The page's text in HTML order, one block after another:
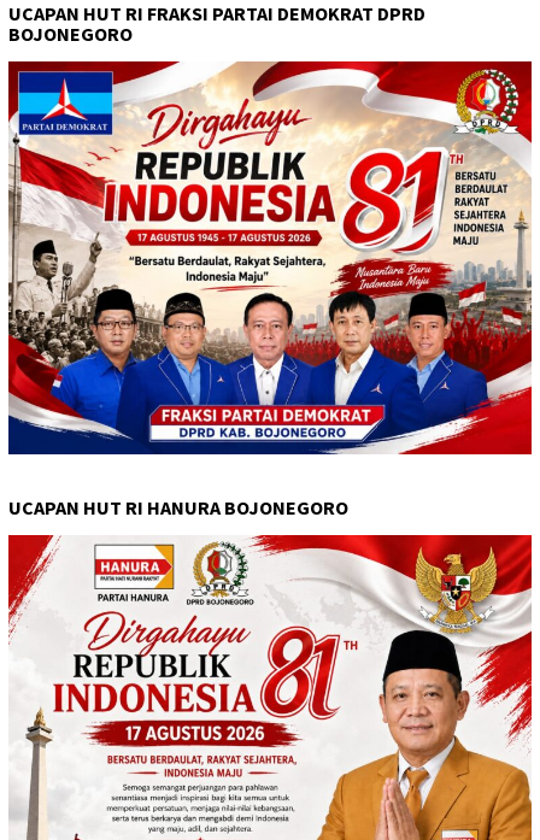
UCAPAN HUT RI FRAKSI PARTAI DEMOKRAT DPRD
BOJONEGORO
UCAPAN HUT RI HANURA BOJONEGORO